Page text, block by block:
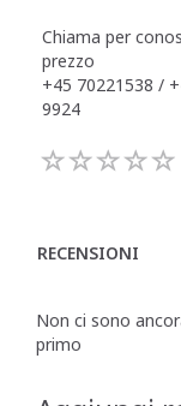
Chiama per
prezzo
+45 70221538 /
9924
RECENSIONI
Non ci sono
primo